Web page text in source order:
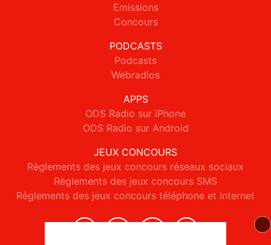
Emissions
Concours
PODCASTS
Podcasts
Webradios
APPS
ODS Radio sur iPhone
ODS Radio sur Android
JEUX CONCOURS
Règlements des jeux concours réseaux sociaux
Règlements des jeux concours SMS
Règlements des jeux concours téléphone et internet